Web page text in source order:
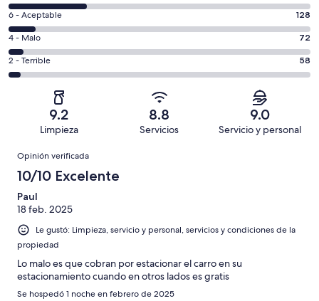
es
decir,
Excelente.
Basada
en
opiniones
de
8,
es
decir,
Bueno.
opiniones
Puntuación
de
6,
es
decir,
Aceptable.
de
1482
opiniones
6 - Aceptable 128
Puntuación
de
4,
Basada
72
de
opiniones
4 - Malo 72
Puntuación
de
Terrible.
Basada
58
de
1482
opiniones
2 - Terrible 58
9.2
Limpieza
8.8
Servicios
9.0
Servicio y personal
Opiniones
Opinión verificada
10/10 Excelente
Paul
18 feb. 2025
Le gustó: Limpieza, servicio y personal, servicios y condiciones de la
propiedad
Lo malo es que cobran por estacionar el carro en su
estacionamiento cuando en otros lados es gratis
Se hospedó 1 noche en febrero de 2025